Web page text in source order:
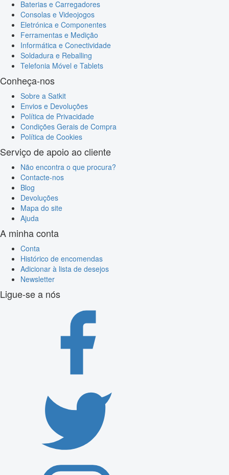
Baterias e Carregadores
Consolas e Videojogos
Eletrónica e Componentes
Ferramentas e Medição
Informática e Conectividade
Soldadura e Reballing
Telefonia Móvel e Tablets
Conheça-nos
Sobre a Satkit
Envios e Devoluções
Política de Privacidade
Condições Gerais de Compra
Política de Cookies
Serviço de apoio ao cliente
Não encontra o que procura?
Contacte-nos
Blog
Devoluções
Mapa do site
Ajuda
A minha conta
Conta
Histórico de encomendas
Adicionar à lista de desejos
Newsletter
Ligue-se a nós